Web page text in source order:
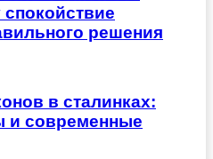
решения
в сталинках:
и современные